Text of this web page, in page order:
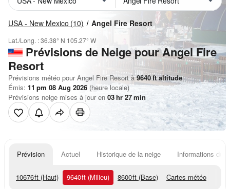
USA - New Mexico (10) Angel Fire Resort
Lat./Long. :36.38° N 105.27° W
Prévisions de Neigepour Angel Fire
Resort
Prévisions météo pour Angel Fire Resort à 9640ftaltitude
Émis: 11 pm 08 Aug 2026 (heure locale)
Prévisions neige mises à jour en 03hr 27min
Prévision Actuel Historique de la neige Informations du
10676ft (Haut) 9640ft (Milieu) 8600ft (Base) Cartes météo